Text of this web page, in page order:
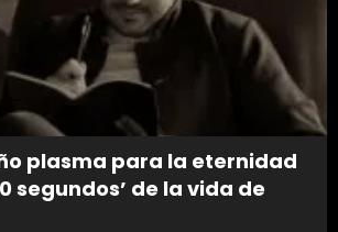
plasma para la eternidad
segundos’ de la vida de